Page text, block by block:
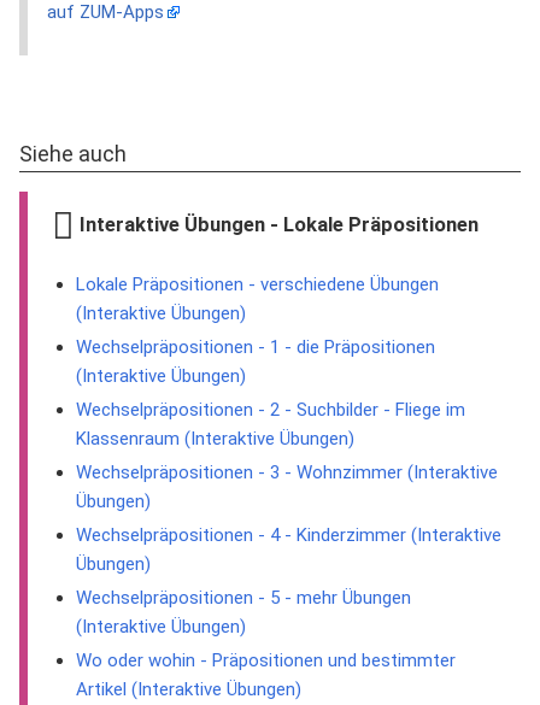
auf ZUM-Apps
Siehe auch
Interaktive Übungen - Lokale Präpositionen
Lokale Präpositionen - verschiedene Übungen
(Interaktive Übungen)
Wechselpräpositionen - 1 - die Präpositionen
(Interaktive Übungen)
Wechselpräpositionen - 2 - Suchbilder - Fliege im
Klassenraum (Interaktive Übungen)
Wechselpräpositionen - 3 - Wohnzimmer (Interaktive
Übungen)
Wechselpräpositionen - 4 - Kinderzimmer (Interaktive
Übungen)
Wechselpräpositionen - 5 - mehr Übungen
(Interaktive Übungen)
Wo oder wohin - Präpositionen und bestimmter
Artikel (Interaktive Übungen)